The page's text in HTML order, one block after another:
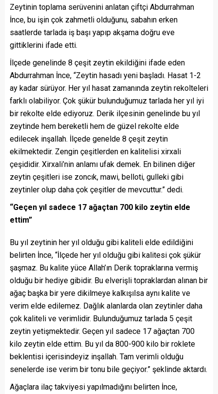
Zeytinin toplama serüvenini anlatan çiftçi Abdurrahman
İnce, bu işin çok zahmetli olduğunu, sabahın erken
saatlerde tarlada iş başı yapıp akşama doğru eve
gittiklerini ifade etti.
İlçede genelinde 8 çeşit zeytin ekildiğini ifade eden
Abdurrahman İnce, “Zeytin hasadı yeni başladı. Hasat 1-2
ay kadar sürüyor. Her yıl hasat zamanında zeytin rekolteleri
farklı olabiliyor. Çok şükür bulunduğumuz tarlada her yıl iyi
bir rekolte elde ediyoruz. Derik ilçesinin genelinde bu yıl
zeytinde hem bereketli hem de güzel rekolte elde
edilecek inşallah. İlçede genelde 8 çeşit zeytin
ekilmektedir. Zengin çeşitlerden en kalitelisi xirxali
çeşididir. Xirxali’nin anlamı ufak demek. En bilinen diğer
zeytin çeşitleri ise zoncık, mawi, belloti, gulleki gibi
zeytinler olup daha çok çeşitler de mevcuttur.” dedi.
“Geçen yıl sadece 17 ağaçtan 700 kilo zeytin elde
ettim”
Bu yıl zeytinin her yıl olduğu gibi kaliteli elde edildiğini
belirten İnce, “İlçede her yıl olduğu gibi kalitesi çok şükür
şaşmaz. Bu kalite yüce Allah’ın Derik topraklarına vermiş
olduğu bir hediye gibidir. Bu elverişli topraklardan alınan bir
ağaç başka bir yere dikilmeye kalkışılsa aynı kalite ve
verim elde edilemez. Dağlık alanlarda olan zeytinler daha
çok kaliteli ve verimlidir. Bulunduğumuz tarlada 5 çeşit
zeytin yetişmektedir. Geçen yıl sadece 17 ağaçtan 700
kilo zeytin elde ettim. Bu yıl da 800-900 kilo bir roklete
beklentisi içerisindeyiz inşallah. Tam verimli olduğu
senelerde ise verim bir tonu bile geçiyor.” şeklinde aktardı.
Ağaçlara ilaç takviyesi yapılmadığını belirten İnce,